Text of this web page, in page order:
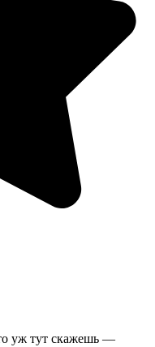
уж тут скажешь —